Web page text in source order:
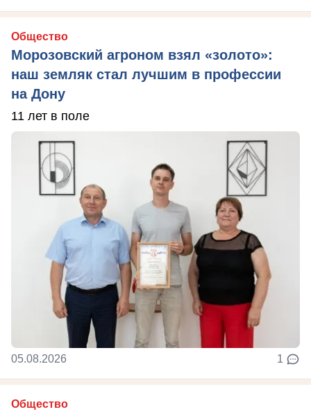
Общество
Морозовский агроном взял «золото»:
наш земляк стал лучшим в профессии
на Дону
11 лет в поле
05.08.2026 1
Общество